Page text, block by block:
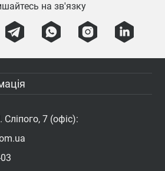
на зв'язку
7 (офіс):